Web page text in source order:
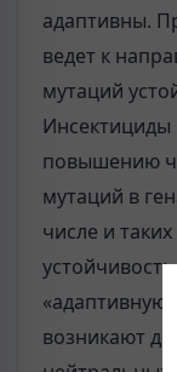
адаптивны.
ведет к
мутаций
повышению
мутаций в
числе и
возникают